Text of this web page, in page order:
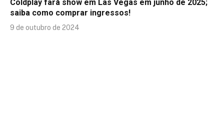
Coldplay fará show em Las Vegas em junho de 2025;
saiba como comprar ingressos!
9 de outubro de 2024